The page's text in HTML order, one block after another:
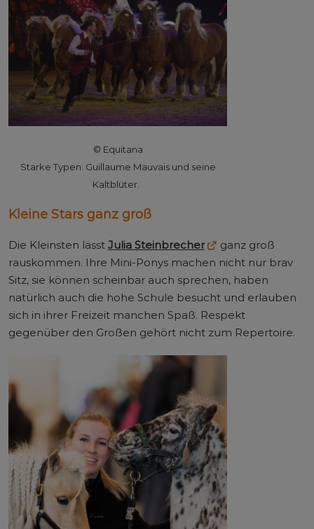
© Equitana
Starke Typen: Guillaume Mauvais und seine
Kaltblüter.
Kleine Stars ganz groß
Die Kleinsten lässt Julia Steinbrecher
ganz groß
rauskommen. Ihre Mini-Ponys machen nicht nur brav
Sitz, sie können scheinbar auch sprechen, haben
natürlich auch die hohe Schule besucht und erlauben
sich in ihrer Freizeit manchen Spaß. Respekt
gegenüber den Großen gehört nicht zum Repertoire.